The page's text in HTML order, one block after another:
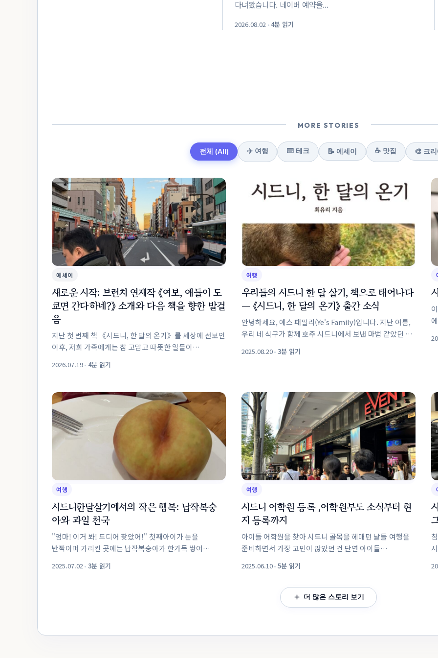
다녀왔습니다. 네이버 예약을...
2026.08.02 • 4분 읽기
MORE STORIES
전체 (All) ✈️ 여행 ⌨️ 테크 📝 에세이 ☕️ 맛집 🎨 크
에세이
새로운 시작: 브런치 연재작 《여보, 애들이 도
쿄면 간다하네?》 소개와 다음 책을 향한 발걸
음
지난 첫 번째 책 《시드니, 한 달의 온기》를 세상에 선보인
이후, 저희 가족에게는 참 고맙고 따뜻한 일들이
분들의 마음에 닿아 책으로 피어났던 것처럼, 초율
2026.07.19• 4분 읽기
여행
우리들의 시드니 한 달 살기, 책으로 태어나다
— 《시드니, 한 달의 온기》 출간 소식
안녕하세요, 예스 패밀리(Ye's Family)입니다. 지난 여름,
우리 네 식구가 함께 호주 시드니에서 보낸 마법 같았던 한
아래서 발걸음을 맞추고, 어학원 등록부터 매일의 시장
2025.08.20• 3분 읽기
에
여행
시드니한달살기에서의 작은 행복: 납작복숭
아와 과일 천국
"엄마! 이거 봐! 드디어 찾았어!" 첫째아이가 눈을
반짝이며 가리킨 곳에는 납작복숭아가 한가득 쌓여
과일. 그때부터 아이는 “언젠가 꼭 먹어볼 거야!” 라며 작은
2025.07.02 • 3분 읽기
여행
시드니 어학원 등록 ,어학원부도 소식부터 현
지 등록까지
아이들 어학원을 찾아 시드니 골목을 헤매던 날들 여행을
준비하면서 가장 고민이 많았던 건 단연 아이들
했다. 언어도 배우고, 또래 친구들도 사귀고 싶다고.그래서
2025.06.10• 5분 읽기
있었습
더 많은 스토리 보기